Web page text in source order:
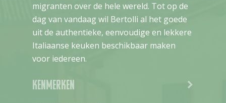
migranten over de hele wereld. Tot op de
dag van vandaag wil Bertolli al het goede
uit de authentieke, eenvoudige en lekkere
Italiaanse keuken beschikbaar maken
voor iedereen.
Kenmerken